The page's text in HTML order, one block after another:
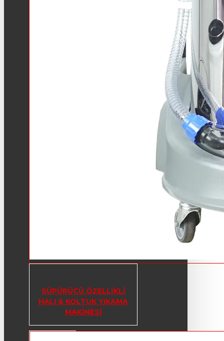
SÜPÜRÜCÜ ÖZELLIKLI
HALI & KOLTUK YIKAMA
MAKINESI